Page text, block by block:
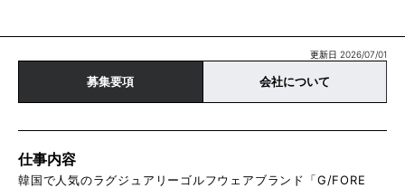
更新日 2026/07/01
募集要項 会社について
仕事内容
韓国で人気のラグジュアリーゴルフウェアブランド「G/FORE